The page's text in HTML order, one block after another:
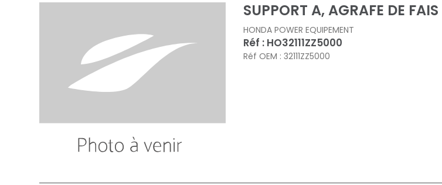
SUPPORT A, AGRAFE DE FAIS
HONDA POWER EQUIPEMENT
Réf : HO32111ZZ5000
Réf OEM : 32111ZZ5000